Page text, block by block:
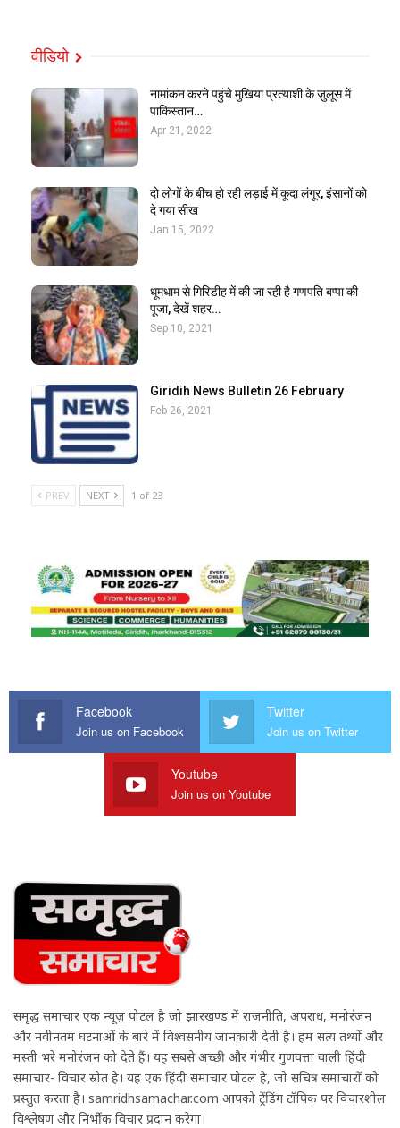
वीडियो
नामांकन करने पहुंचे मुखिया प्रत्याशी के जुलूस में
पाकिस्तान…
Apr 21, 2022
दो लोगों के बीच हो रही लड़ाई में कूदा लंगूर, इंसानों को
दे गया सीख
Jan 15, 2022
धूमधाम से गिरिडीह में की जा रही है गणपति बप्पा की
पूजा, देखें शहर…
Sep 10, 2021
Giridih News Bulletin 26 February
Feb 26, 2021
PREV NEXT 1 of 23
Facebook
Join us on Facebook
Twitter
Join us on Twitter
Youtube
Join us on Youtube
समृद्ध समाचार एक न्यूज़ पोर्टल है जो झारखण्ड में राजनीति, अपराध, मनोरंजन
और नवीनतम घटनाओं के बारे में विश्वसनीय जानकारी देती है। हम सत्य तथ्यों और
मस्ती भरे मनोरंजन को देते हैं। यह सबसे अच्छी और गंभीर गुणवत्ता वाली हिंदी
समाचार- विचार स्रोत है। यह एक हिंदी समाचार पोर्टल है, जो सचित्र समाचारों को
प्रस्तुत करता है। samridhsamachar.com आपको ट्रेंडिंग टॉपिक पर विचारशील
विश्लेषण और निर्भीक विचार प्रदान करेगा।